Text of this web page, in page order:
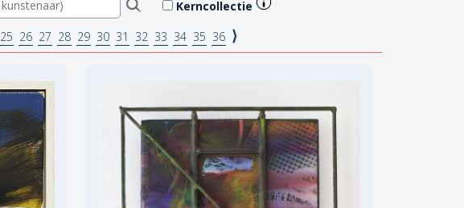
Kerncollectie
25 26 27 28 29 30 31 32 33 34 35 36 ⟩